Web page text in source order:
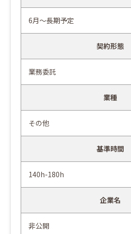
6月～長期予定
契約形態
業務委託
業種
その他
基準時間
140h-180h
企業名
非公開